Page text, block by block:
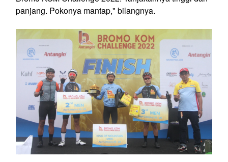
panjang. Pokonya mantap," bilangnya.